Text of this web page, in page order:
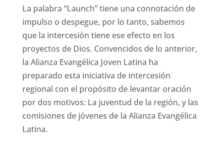
La palabra “Launch” tiene una connotación de
impulso o despegue, por lo tanto, sabemos
que la intercesión tiene ese efecto en los
proyectos de Dios. Convencidos de lo anterior,
la Alianza Evangélica Joven Latina ha
preparado esta iniciativa de intercesión
regional con el propósito de levantar oración
por dos motivos: La juventud de la región, y las
comisiones de jóvenes de la Alianza Evangélica
Latina.